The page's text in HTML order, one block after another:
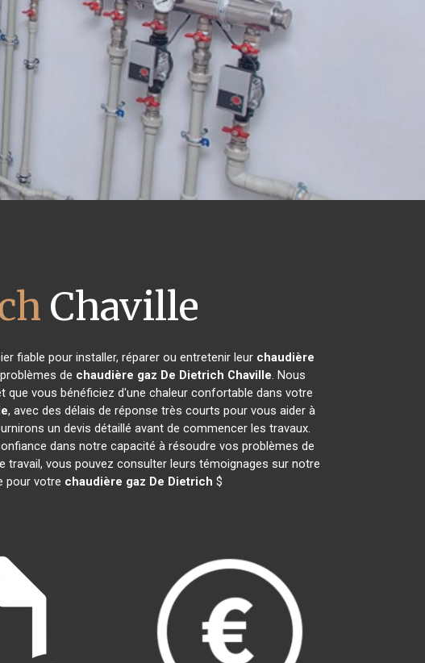
Chaville
fiable pour installer, réparer ou entretenir leur chaudière
de chaudière gaz De Dietrich Chaville. Nous
vous bénéficiez d'une chaleur confortable dans votre
, avec des délais de réponse très courts pour vous aider à
un devis détaillé avant de commencer les travaux.
dans notre capacité à résoudre vos problèmes de
vous pouvez consulter leurs témoignages sur notre
pour votre chaudière gaz De Dietrich $